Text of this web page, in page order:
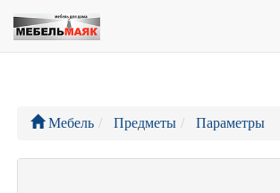
Мебель Предметы Параметры